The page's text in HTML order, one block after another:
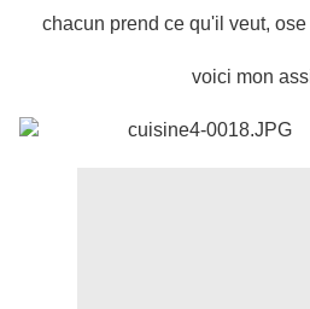
chacun prend ce qu'il veut,
voici mon